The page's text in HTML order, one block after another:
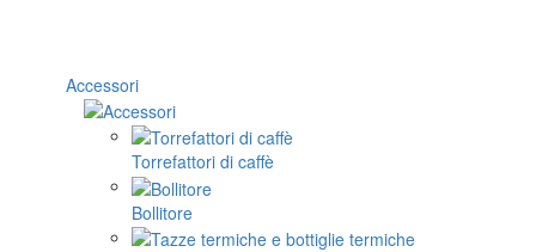
Accessori
Torrefattori di caffè
Bollitore